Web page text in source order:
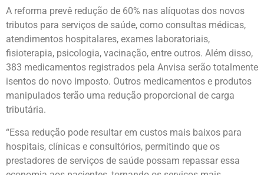
A reforma prevê redução de 60% nas alíquotas dos novos
tributos para serviços de saúde, como consultas médicas,
atendimentos hospitalares, exames laboratoriais,
fisioterapia, psicologia, vacinação, entre outros. Além disso,
383 medicamentos registrados pela Anvisa serão totalmente
isentos do novo imposto. Outros medicamentos e produtos
manipulados terão uma redução proporcional de carga
tributária.
“Essa redução pode resultar em custos mais baixos para
hospitais, clínicas e consultórios, permitindo que os
prestadores de serviços de saúde possam repassar essa